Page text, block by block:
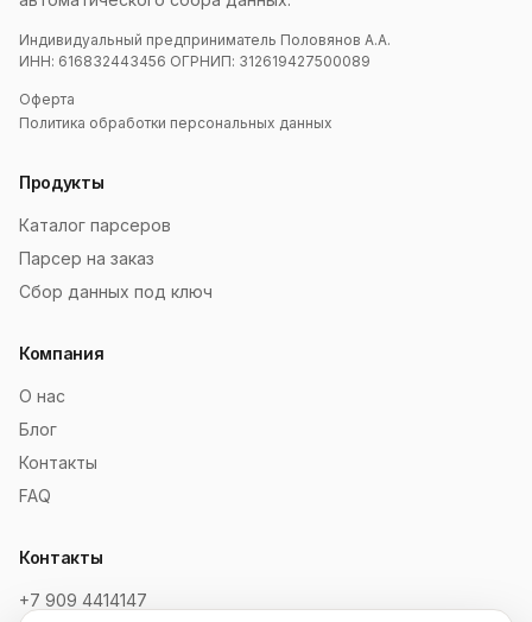
Индивидуальный предприниматель Половянов А.А.
ИНН: 616832443456 ОГРНИП: 312619427500089
Оферта
Политика обработки персональных данных
Продукты
Каталог парсеров
Парсер на заказ
Сбор данных под ключ
Компания
О нас
Блог
Контакты
FAQ
Контакты
+7 909 4414147